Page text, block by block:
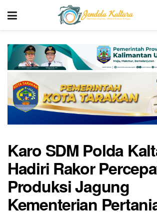
Karo SDM Polda
Hadiri Rakor
Produksi Jagung
Kementerian